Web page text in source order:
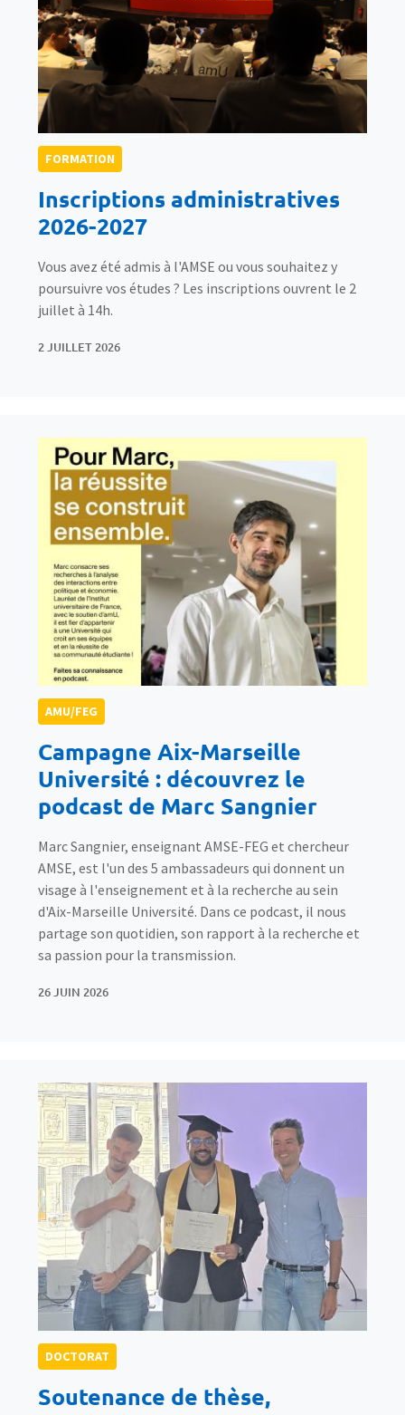
FORMATION
Inscriptions administratives
2026-2027
Vous avez été admis à l'AMSE ou vous souhaitez y
poursuivre vos études ? Les inscriptions ouvrent le 2
juillet à 14h.
2 JUILLET 2026
AMU/FEG
Campagne Aix-Marseille
Université : découvrez le
podcast de Marc Sangnier
Marc Sangnier, enseignant AMSE-FEG et chercheur
AMSE, est l'un des 5 ambassadeurs qui donnent un
visage à l'enseignement et à la recherche au sein
d'Aix-Marseille Université. Dans ce podcast, il nous
partage son quotidien, son rapport à la recherche et
sa passion pour la transmission.
26 JUIN 2026
DOCTORAT
Soutenance de thèse,